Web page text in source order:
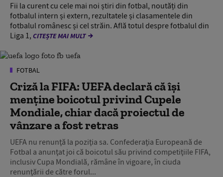
Fii la curent cu cele mai noi știri din fotbal, noutăți din
fotbalul intern și extern, rezultatele și clasamentele din
fotbalul românesc și cel străin. Află totul despre fotbalul din
Liga 1, CITEȘTE MAI MULT
FOTBAL
Criză la FIFA: UEFA declară că îşi
menţine boicotul privind Cupele
Mondiale, chiar dacă proiectul de
vânzare a fost retras
UEFA nu renunţă la poziţia sa. Confederaţia Europeană de
Fotbal a anunţat joi că boicotul său privind competiţiile FIFA,
inclusiv Cupa Mondială, rămâne în vigoare, în ciuda
renunţării de către forul...